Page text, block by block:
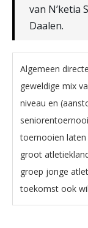
van N’ketia
Daalen.
Algemeen
geweldige mix
niveau en
toernooien
groot
groep jonge
toekomst ook